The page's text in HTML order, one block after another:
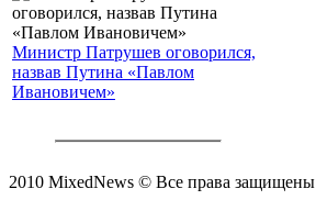
Министр Патрушев оговорился,
назвав Путина «Павлом
Ивановичем»
2010 MixedNews © Все права защищены